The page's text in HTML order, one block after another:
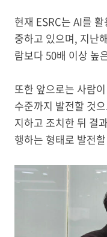
현재 ESRC는 AI를
중하고 있으며, 지난
람보다 50배 이상 높
또한 앞으로는 사람
수준까지 발전할 것
지하고 조치한 뒤 결
행하는 형태로 발전